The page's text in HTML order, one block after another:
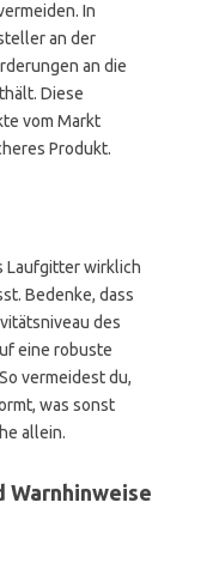
In
an der
an die
Diese
vom Markt
Produkt.
Laufgitter wirklich
Bedenke, dass
des
eine robuste
vermeidest du,
was sonst
allein.
Warnhinweise